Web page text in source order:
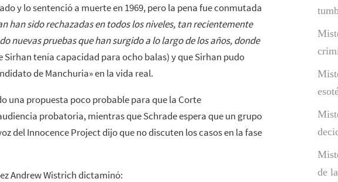
y lo sentenció a muerte en 1969, pero la pena fue conmutada
han sido rechazadas en todos los niveles, tan recientemente
nuevas pruebas que han surgido a lo largo de los años, donde
Sirhan tenía capacidad para ocho balas) y que Sirhan pudo
de Manchuria» en la vida real.
una propuesta poco probable para que la Corte
probatoria, mientras que Schrade espera que un grupo
del Innocence Project dijo que no discuten los casos en la fase
Andrew Wistrich dictaminó:
de